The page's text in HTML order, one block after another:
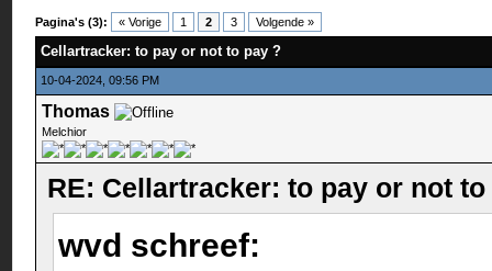
Pagina's (3): « Vorige 1 2 3 Volgende »
Cellartracker: to pay or not to pay ?
10-04-2024, 09:56 PM
Thomas
Melchior
RE: Cellartracker: to pay or not to
wvd schreef: